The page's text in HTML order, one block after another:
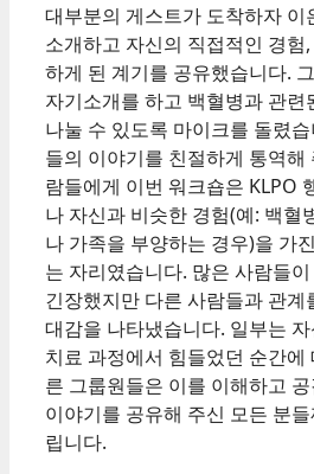
대부분의 게스트가 도착하자 이
소개하고 자신의 직접적인 경험
하게 된 계기를 공유했습니다.
자기소개를 하고 백혈병과 관련
나눌 수 있도록 마이크를 돌렸
들의 이야기를 친절하게 통역해
람들에게 이번 워크숍은 KLPO
나 자신과 비슷한 경험(예: 백혈
나 가족을 부양하는 경우)을 가
는 자리였습니다. 많은 사람들
긴장했지만 다른 사람들과 관계
대감을 나타냈습니다. 일부는
치료 과정에서 힘들었던 순간에
른 그룹원들은 이를 이해하고
이야기를 공유해 주신 모든 분
립니다.